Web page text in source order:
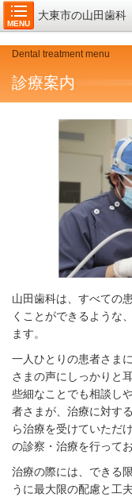
MENU
大東市の山田歯科
Dental treatment menu
診療案内
山田歯科は、すべての
くことができるような
ます。
一人ひとりの患者さま
さまの声にしっかりと
些細なことでも相談し
者さまが、治療に対す
ら治療を受けていただ
の診察・治療を行ってお
治療の際には、できる
うに最大限の配慮と工